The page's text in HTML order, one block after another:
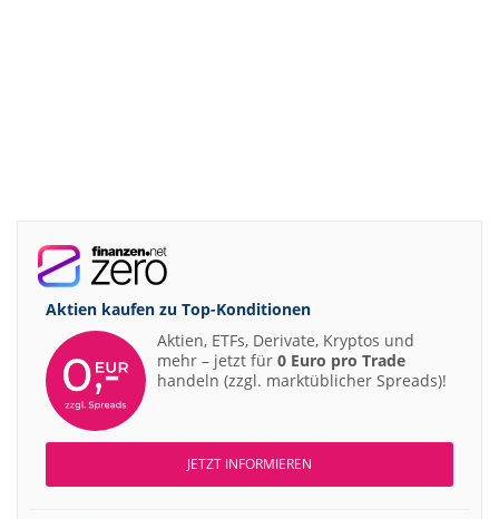
Aktien kaufen zu Top-Konditionen
Aktien, ETFs, Derivate, Kryptos und
mehr – jetzt für 0 Euro pro Trade
handeln (zzgl. marktüblicher Spreads)!
JETZT INFORMIEREN